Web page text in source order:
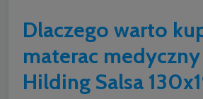
Dlaczego warto
materac medyczny
Hilding Salsa